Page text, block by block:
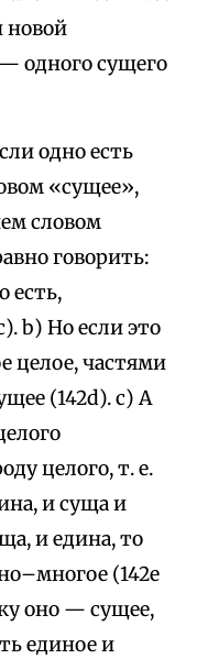
новой
одного сущего
одно есть
«сущее»,
словом
говорить:
есть,
b) Но если это
целое, частями
(142d). с) А
целого, т. е.
и суща и
и едина, то
(142е
оно — сущее,
единое и